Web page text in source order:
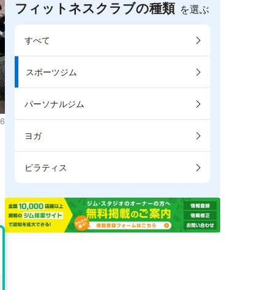
フィットネスクラブの種類 を選ぶ
すべて
スポーツジム
パーソナルジム
ヨガ
ピラティス